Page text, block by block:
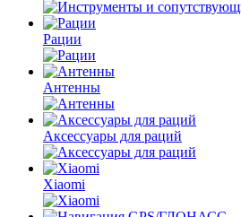
Рации
Антенны
Аксессуары для раций
Xiaomi